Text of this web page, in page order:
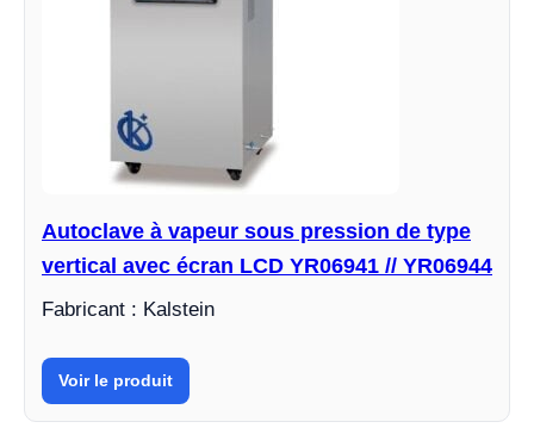
Autoclave à vapeur sous pression de type
vertical avec écran LCD YR06941 // YR06944
Fabricant : Kalstein
Voir le produit